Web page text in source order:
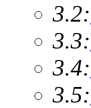
3.2:
3.3:
3.4:
3.5: